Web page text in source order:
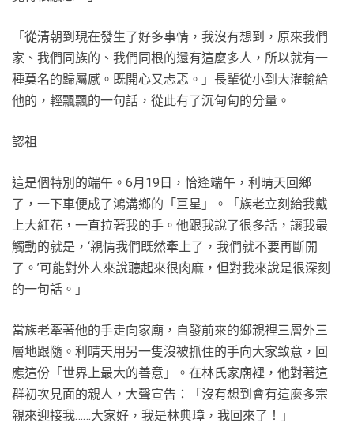
「從清朝到現在發生了好多事情，我沒有想到，原來我們
家、我們同族的、我們同根的還有這麼多人，所以就有一
種莫名的歸屬感。既開心又忐忑。」長輩從小到大灌輸給
他的，輕飄飄的一句話，從此有了沉甸甸的分量。
認祖
這是個特別的端午。6月19日，恰逢端午，利晴天回鄉
了，一下車便成了鴻溝鄉的「巨星」。「族老立刻給我戴
上大紅花，一直拉著我的手。他跟我說了很多話，讓我最
觸動的就是，‘親情我們既然牽上了，我們就不要再斷開
了。’可能對外人來說聽起來很肉麻，但對我來說是很深刻
的一句話。」
當族老牽著他的手走向家廟，自發前來的鄉親裡三層外三
層地跟隨。利晴天用另一隻沒被抓住的手向大家致意，回
應這份「世界上最大的善意」。在林氏家廟裡，他對著這
群初次見面的親人，大聲宣告：「沒有想到會有這麼多宗
親來迎接我……大家好，我是林典璋，我回來了！」